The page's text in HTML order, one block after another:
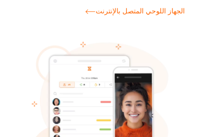
الجهاز اللوحي المتصل بالإنترنت